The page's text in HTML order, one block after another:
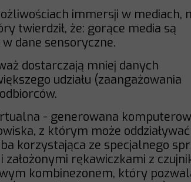
immersji w mediach,
twierdził, że: gorące media są
dane sensoryczne.
dostarczają mniej danych
udziału (zaangażowania
- generowana
z którym może
korzystająca ze specjalnego
rękawiczkami z
kombinezonem, który